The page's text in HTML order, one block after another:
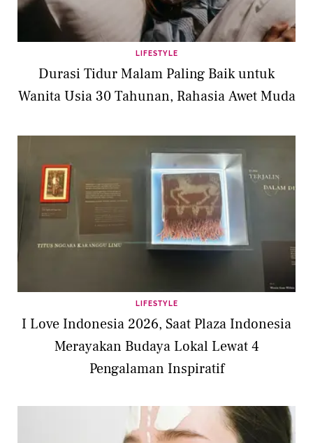
LIFESTYLE
Durasi Tidur Malam Paling Baik untuk
Wanita Usia 30 Tahunan, Rahasia Awet Muda
LIFESTYLE
I Love Indonesia 2026, Saat Plaza Indonesia
Merayakan Budaya Lokal Lewat 4
Pengalaman Inspiratif